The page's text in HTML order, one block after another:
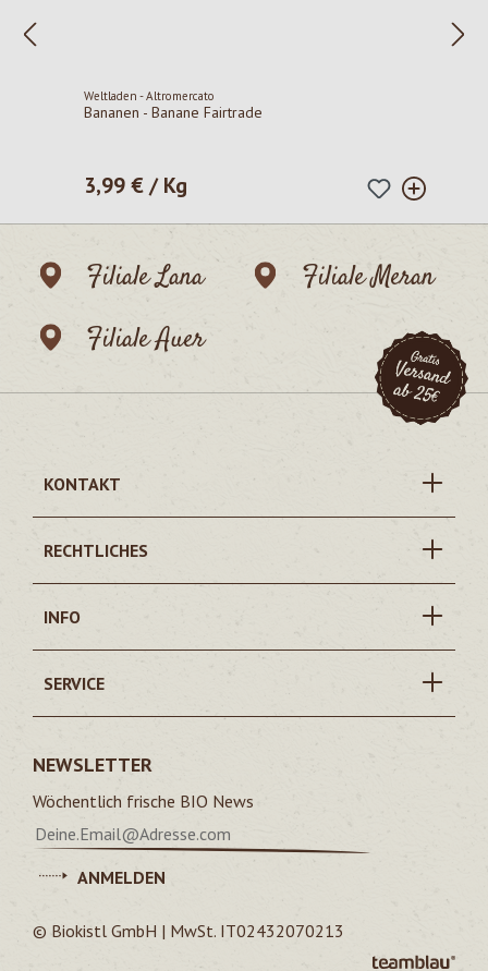
Weltladen - Altromercato
Bananen - Banane Fairtrade
Regulärer Preis:
3,99 € / Kg
Filiale Lana
Filiale Meran
Filiale Auer
KONTAKT
RECHTLICHES
INFO
SERVICE
NEWSLETTER
Wöchentlich frische BIO News
ANMELDEN
© Biokistl GmbH | MwSt. IT02432070213